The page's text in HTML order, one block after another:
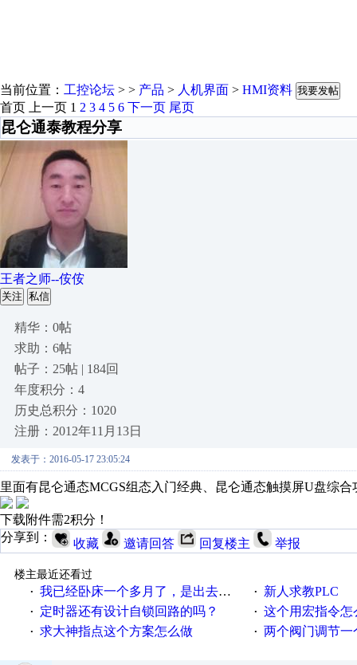
当前位置： 工控论坛 > > 产品 > 人机界面 > HMI资料 我要发帖
首页 上一页 1 2 3 4 5 6 下一页 尾页
昆仑通泰教程分享
王者之师--侒侒
关注 私信
精华：0帖
求助：6帖
帖子：25帖 | 184回
年度积分：4
历史总积分：1020
注册：2012年11月13日
发表于：2016-05-17 23:05:24
里面有昆仑通态MCGS组态入门经典、昆仑通态触摸屏U盘综
下载附件需2积分！
分享到：
收藏 邀请回答 回复楼主 举报
楼主最近还看过
· 我已经卧床一个多月了，是出去安装机械手在高速遭遇车祸所致:大家工作都要特别注意啊 · 新人求教PLC
· 定时器还有设计自锁回路的吗？ · 这个用宏指令怎
· 求大神指点这个方案怎么做 · 两个阀门调节